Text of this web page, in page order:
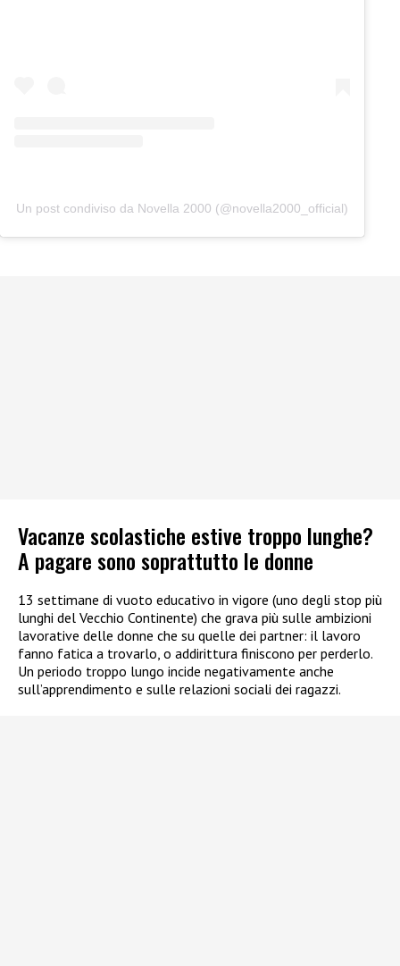
Un post condiviso da Novella 2000 (@novella2000_official)
Vacanze scolastiche estive troppo lunghe?
A pagare sono soprattutto le donne
13 settimane di vuoto educativo in vigore (uno degli stop più
lunghi del Vecchio Continente) che grava più sulle ambizioni
lavorative delle donne che su quelle dei partner: il lavoro
fanno fatica a trovarlo, o addirittura finiscono per perderlo.
Un periodo troppo lungo incide negativamente anche
sull’apprendimento e sulle relazioni sociali dei ragazzi.